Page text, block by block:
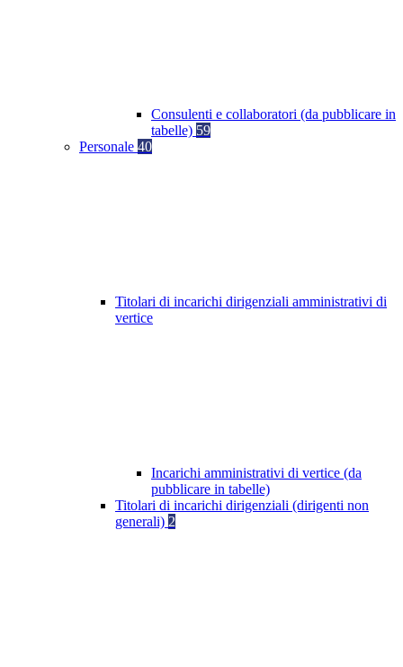
Consulenti e collaboratori (da pubblicare in
tabelle) 59
Personale 40
Titolari di incarichi dirigenziali amministrativi di
vertice
Incarichi amministrativi di vertice (da
pubblicare in tabelle)
Titolari di incarichi dirigenziali (dirigenti non
generali) 2